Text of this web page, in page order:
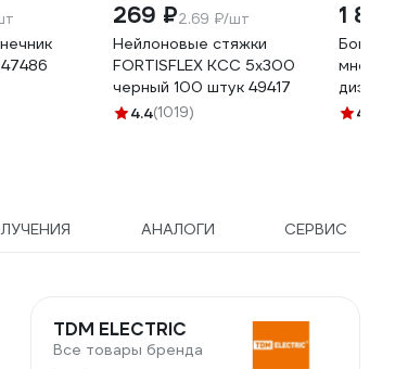
269 ₽2.69 ₽/шт
Нейлоновые стяжки
FORTISFLEX КСС 5х300
черный 100 штук 49417
4.4(1019)
1
4.9
АНАЛОГИ СЕРВИС
TDM ELECTRIC
Все товары бренда